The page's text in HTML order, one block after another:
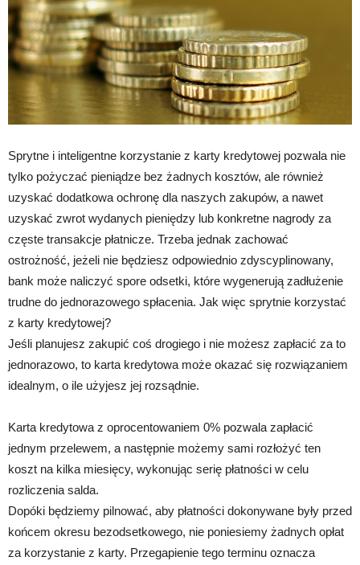
Sprytne i inteligentne korzystanie z karty kredytowej pozwala nie
tylko pożyczać pieniądze bez żadnych kosztów, ale również
uzyskać dodatkowa ochronę dla naszych zakupów, a nawet
uzyskać zwrot wydanych pieniędzy lub konkretne nagrody za
częste transakcje płatnicze. Trzeba jednak zachować
ostrożność, jeżeli nie będziesz odpowiednio zdyscyplinowany,
bank może naliczyć spore odsetki, które wygenerują zadłużenie
trudne do jednorazowego spłacenia. Jak więc sprytnie korzystać
z karty kredytowej?
Jeśli planujesz zakupić coś drogiego i nie możesz zapłacić za to
jednorazowo, to karta kredytowa może okazać się rozwiązaniem
idealnym, o ile użyjesz jej rozsądnie.
Karta kredytowa z oprocentowaniem 0% pozwala zapłacić
jednym przelewem, a następnie możemy sami rozłożyć ten
koszt na kilka miesięcy, wykonując serię płatności w celu
rozliczenia salda.
Dopóki będziemy pilnować, aby płatności dokonywane były przed
końcem okresu bezodsetkowego, nie poniesiemy żadnych opłat
za korzystanie z karty. Przegapienie tego terminu oznacza